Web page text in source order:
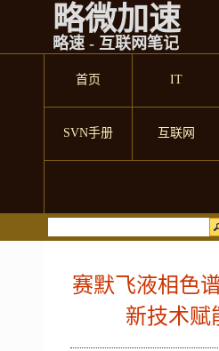
略微加速
略速 - 互联网笔记
首页 IT
SVN手册 互联网
赛默飞液相色
新技术赋